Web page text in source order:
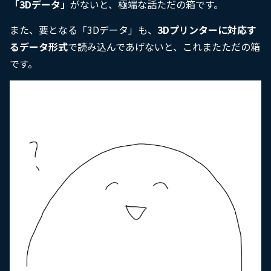
「3Dデータ」 がないと、極端な話ただの箱です。
また、要となる「3Dデータ」も、 3Dプリンターに対応す
るデータ形式で読み込んであげないと、これまたただの箱
です。